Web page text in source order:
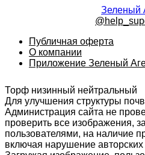
Зеленый
Публичная оферта
О компании
Приложение Зеленый
Торф низинный нейтральный
Для улучшения структуры
Администрация сайта не
проверить все изображения,
пользователями, на наличие
включая нарушение авторских